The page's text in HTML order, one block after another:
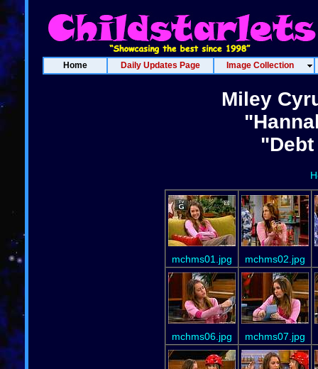
Home Daily Updates Page Image Collection
Miley
mchms01.jpg mchms02.jpg
mchms06.jpg mchms07.jpg